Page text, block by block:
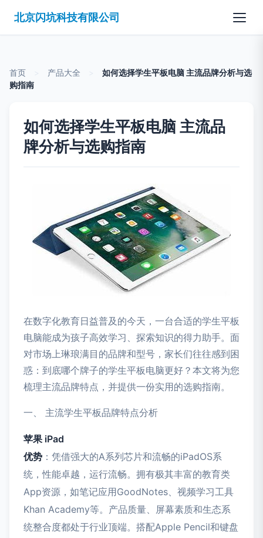
北京闪坑科技有限公司
首页 产品大全
如何选择学生平板电脑 主流品牌分析与选
购指南
如何选择学生平板电脑 主流品
牌分析与选购指南
在数字化教育日益普及的今天，一台合适的学生平板
电脑能成为孩子高效学习、探索知识的得力助手。面
对市场上琳琅满目的品牌和型号，家长们往往感到困
惑：到底哪个牌子的学生平板电脑更好？本文将为您
梳理主流品牌特点，并提供一份实用的选购指南。
一、 主流学生平板品牌特点分析
苹果 iPad
优势 ：凭借强大的A系列芯片和流畅的iPadOS系
统，性能卓越，运行流畅。拥有极其丰富的教育类
App资源，如笔记应用GoodNotes、视频学习工具
Khan Academy等。产品质量、屏幕素质和生态系
统整合度都处于行业顶端。搭配Apple Pencil和键盘